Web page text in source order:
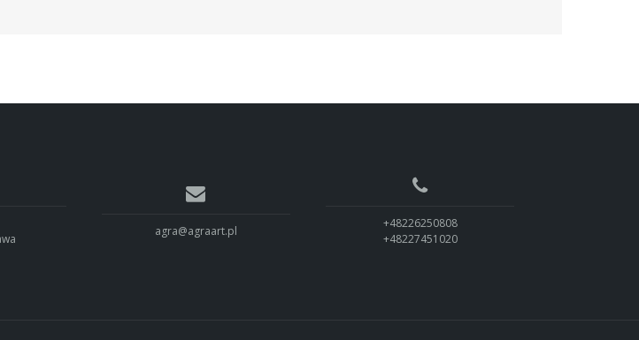
agra@agraart.pl
+48226250808
+48227451020